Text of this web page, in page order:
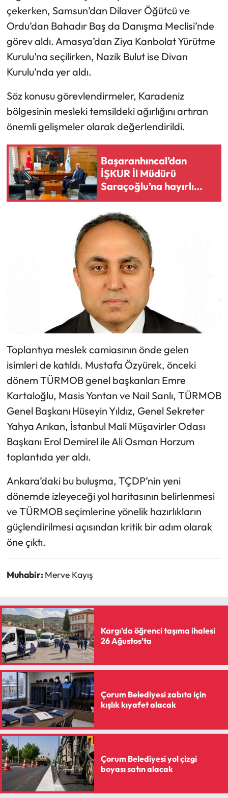
çekerken, Samsun’dan Dilaver Öğütcü ve
Ordu’dan Bahadır Baş da Danışma Meclisi’nde
görev aldı. Amasya’dan Ziya Kanbolat Yürütme
Kurulu’na seçilirken, Nazik Bulut ise Divan
Kurulu’nda yer aldı.
Söz konusu görevlendirmeler, Karadeniz
bölgesinin mesleki temsildeki ağırlığını artıran
önemli gelişmeler olarak değerlendirildi.
Başaranhıncal’dan
İŞKUR İl Müdürü
Saraçoğlu’na hayırlı
olsun ziyareti
Toplantıya meslek camiasının önde gelen
isimleri de katıldı. Mustafa Özyürek, önceki
dönem TÜRMOB genel başkanları Emre
Kartaloğlu, Masis Yontan ve Nail Sanlı, TÜRMOB
Genel Başkanı Hüseyin Yıldız, Genel Sekreter
Yahya Arıkan, İstanbul Mali Müşavirler Odası
Başkanı Erol Demirel ile Ali Osman Horzum
toplantıda yer aldı.
Ankara’daki bu buluşma, TÇDP’nin yeni
dönemde izleyeceği yol haritasının belirlenmesi
ve TÜRMOB seçimlerine yönelik hazırlıkların
güçlendirilmesi açısından kritik bir adım olarak
öne çıktı.
Muhabir: Merve Kayış
Kargı’da öğrenci taşıma ihalesi
26 Ağustos’ta
Çorum Belediyesi zabıta için
kışlık kıyafet alacak
Çorum Belediyesi yol çizgi
boyası satın alacak
Mecitözü Haberleri
Oğuzlar Haberleri
Ortaköy Haberleri
Osmancık Haberleri
Otomotiv
Resmi İlan
Resmi Reklam
Sungurlu Haberleri
Uğurludağ Haberleri
Yaşam
Yemek Tarifleri
Yerel Haberler